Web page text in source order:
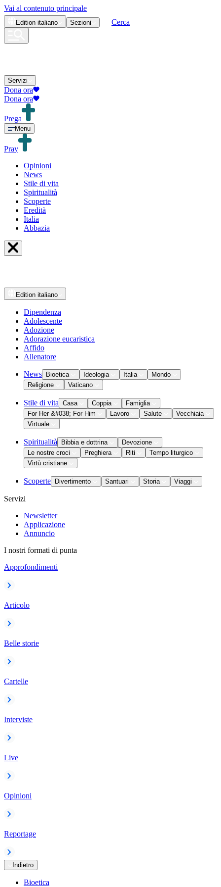
Vai al contenuto principale
Edition italiano Sezioni Cerca
Servizi
Dona ora
Dona ora
Prega
Menu
Pray
Opinioni
News
Stile di vita
Spiritualità
Scoperte
Eredità
Italia
Abbazia
Edition italiano
Dipendenza
Adolescente
Adozione
Adorazione eucaristica
Affido
Allenatore
News Bioetica Ideologia Italia
Mondo
Religione
Vaticano
Stile di vita Casa Coppia
Famiglia
For Her &#038; For Him
Lavoro Salute
Vecchiaia
Virtuale
Spiritualità Bibbia e dottrina
Devozione
Le nostre croci
Preghiera Riti
Tempo liturgico
Virtù cristiane
Scoperte Divertimento Santuari Storia Viaggi
Servizi
Newsletter
Applicazione
Annuncio
I nostri formati di punta
Approfondimenti
Articolo
Belle storie
Cartelle
Interviste
Live
Opinioni
Reportage
Indietro
Bioetica